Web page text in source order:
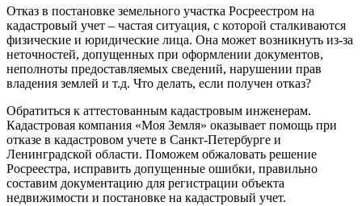
Отказ в постановке земельного участка Росреестром на
кадастровый учет – частая ситуация, с которой сталкиваются
физические и юридические лица. Она может возникнуть из-за
неточностей, допущенных при оформлении документов,
неполноты предоставляемых сведений, нарушении прав
владения землей и т.д. Что делать, если получен отказ?
Обратиться к аттестованным кадастровым инженерам.
Кадастровая компания «Моя Земля» оказывает помощь при
отказе в кадастровом учете в Санкт-Петербурге и
Ленинградской области. Поможем обжаловать решение
Росреестра, исправить допущенные ошибки, правильно
составим документацию для регистрации объекта
недвижимости и постановке на кадастровый учет.